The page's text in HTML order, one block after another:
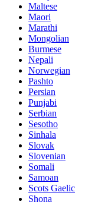
Maltese
Maori
Marathi
Mongolian
Burmese
Nepali
Norwegian
Pashto
Persian
Punjabi
Serbian
Sesotho
Sinhala
Slovak
Slovenian
Somali
Samoan
Scots Gaelic
Shona